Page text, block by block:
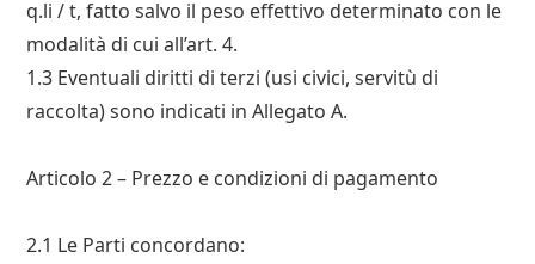
q.li / t, fatto salvo il peso effettivo determinato con le
modalità di cui all’art. 4.
1.3 Eventuali diritti di terzi (usi civici, servitù di
raccolta) sono indicati in Allegato A.
Articolo 2 – Prezzo e condizioni di pagamento
2.1 Le Parti concordano: